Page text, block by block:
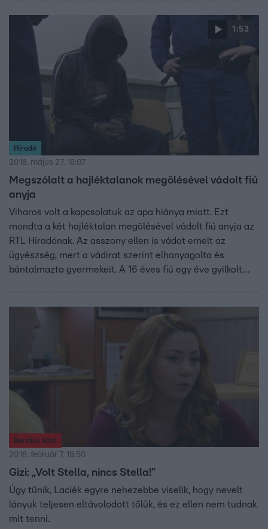
1:53
Híradó
2018. május 27. 16:07
Megszólalt a hajléktalanok megölésével vádolt fiú
anyja
Viharos volt a kapcsolatuk az apa hiánya miatt. Ezt
mondta a két hajléktalan megölésével vádolt fiú anyja az
RTL Híradónak. Az asszony ellen is vádat emelt az
ügyészség, mert a vádirat szerint elhanyagolta és
bántalmazta gyermekeit. A 16 éves fiú egy éve gyilkolt
Barátok közt
2018. február 7. 19:50
Gizi: „Volt Stella, nincs Stella!”
Úgy tűnik, Laciék egyre nehezebbe viselik, hogy nevelt
lányuk teljesen eltávolodott tőlük, és ez ellen nem tudnak
mit tenni.